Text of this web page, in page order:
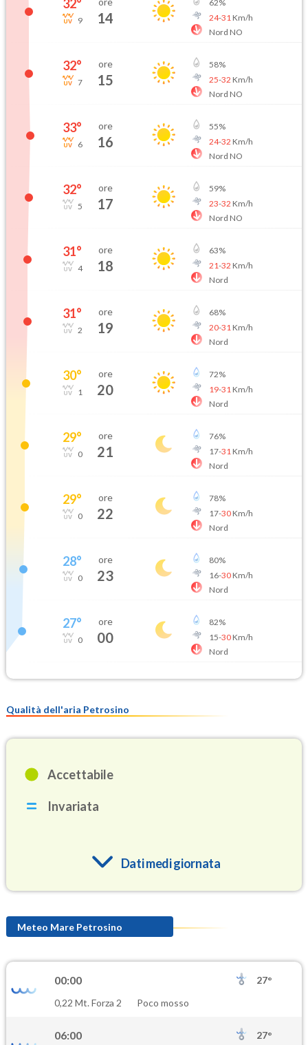
32°
9 14
62%
24-31 Km/h
Nord NO
32°
7
ore
15
58%
25-32 Km/h
Nord NO
33°
6
ore
16
55%
24-32 Km/h
Nord NO
32°
5
ore
17
59%
23-32 Km/h
Nord NO
31°
4
ore
18
63%
21-32 Km/h
Nord
31°
2
ore
19
68%
20-31 Km/h
Nord
30°
1
ore
20
72%
19-31 Km/h
Nord
29°
0
ore
21
76%
17-31 Km/h
Nord
29°
0
ore
22
78%
17-30Km/h
Nord
28°
0
ore
23
80%
16-30Km/h
Nord
27°
0
ore
00
82%
15-30Km/h
Nord
Qualità dell'aria Petrosino
Accettabile
Invariata
Dati medi giornata
(Ozono) 93.3
(Diossido di azoto)
Meteo Mare Petrosino
00:00
27°
0,22 Mt. Forza 2
Poco mosso
06:00
27°